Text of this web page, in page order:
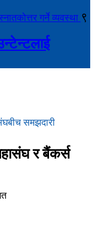
९
समझदारी
र बैंकर्स